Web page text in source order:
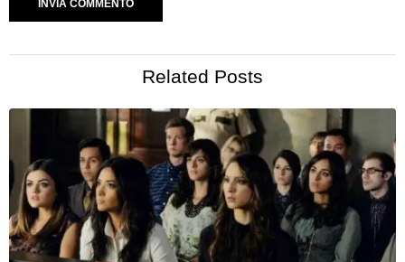
Related Posts